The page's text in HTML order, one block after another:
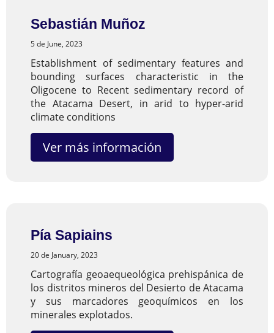
Sebastián Muñoz
5 de June, 2023
Establishment of sedimentary features and
bounding surfaces characteristic in the
Oligocene to Recent sedimentary record of
the Atacama Desert, in arid to hyper-arid
climate conditions
Ver más información
Pía Sapiains
20 de January, 2023
Cartografía geoaequeológica prehispánica de
los distritos mineros del Desierto de Atacama
y sus marcadores geoquímicos en los
minerales explotados.